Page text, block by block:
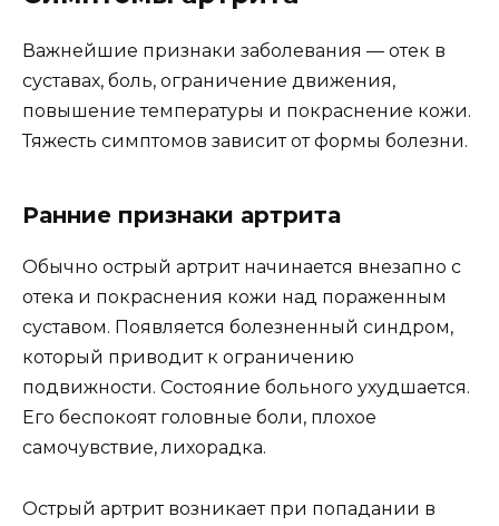
Важнейшие признаки заболевания — отек в
суставах, боль, ограничение движения,
повышение температуры и покраснение кожи.
Тяжесть симптомов зависит от формы болезни.
Ранние признаки артрита
Обычно острый артрит начинается внезапно с
отека и покраснения кожи над пораженным
суставом. Появляется болезненный синдром,
который приводит к ограничению
подвижности. Состояние больного ухудшается.
Его беспокоят головные боли, плохое
самочувствие, лихорадка.
Острый артрит возникает при попадании в